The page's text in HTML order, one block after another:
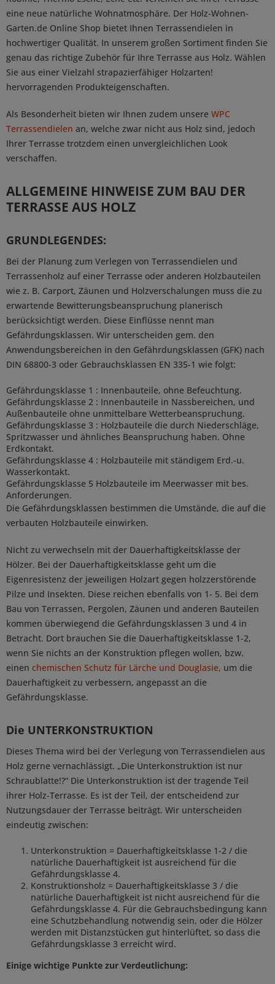
eine neue natürliche Wohnatmosphäre. Der Holz-Wohnen-
Garten.de Online Shop bietet Ihnen Terrassendielen in
hochwertiger Qualität. In unserem großen Sortiment finden Sie
genau das richtige Zubehör für Ihre Terrasse aus Holz. Wählen
Sie aus einer Vielzahl strapazierfähiger Holzarten!
hervorragenden Produkteigenschaften.
Als Besonderheit bieten wir Ihnen zudem unsere WPC
Terrassendielen an, welche zwar nicht aus Holz sind, jedoch
Ihrer Terrasse trotzdem einen unvergleichlichen Look
verschaffen.
ALLGEMEINE HINWEISE ZUM BAU DER
TERRASSE AUS HOLZ
GRUNDLEGENDES:
Bei der Planung zum Verlegen von Terrassendielen und
Terrassenholz auf einer Terrasse oder anderen Holzbauteilen
wie z. B. Carport, Zäunen und Holzverschalungen muss die zu
erwartende Bewitterungsbeanspruchung planerisch
berücksichtigt werden. Diese Einflüsse nennt man
Gefährdungsklassen. Wir unterscheiden gem. den
Anwendungsbereichen in den Gefährdungsklassen (GFK) nach
DIN 68800-3 oder Gebrauchsklassen EN 335-1 wie folgt:
Gefährdungsklasse 1 : Innenbauteile, ohne Befeuchtung.
Gefährdungsklasse 2 : Innenbauteile in Nassbereichen, und
Außenbauteile ohne unmittelbare Wetterbeanspruchung.
Gefährdungsklasse 3 : Holzbauteile die durch Niederschläge,
Spritzwasser und ähnliches Beanspruchung haben. Ohne
Erdkontakt.
Gefährdungsklasse 4 : Holzbauteile mit ständigem Erd.-u.
Wasserkontakt.
Gefährdungsklasse 5 Holzbauteile im Meerwasser mit bes.
Anforderungen.
Die Gefährdungsklassen bestimmen die Umstände, die auf die
verbauten Holzbauteile einwirken.
Nicht zu verwechseln mit der Dauerhaftigkeitsklasse der
Hölzer. Bei der Dauerhaftigkeitsklasse geht um die
Eigenresistenz der jeweiligen Holzart gegen holzzerstörende
Pilze und Insekten. Diese reichen ebenfalls von 1- 5. Bei dem
Bau von Terrassen, Pergolen, Zäunen und anderen Bauteilen
kommen überwiegend die Gefährdungsklassen 3 und 4 in
Betracht. Dort brauchen Sie die Dauerhaftigkeitsklasse 1-2,
wenn Sie nichts an der Konstruktion pflegen wollen, bzw.
einen chemischen Schutz für Lärche und Douglasie, um die
Dauerhaftigkeit zu verbessern, angepasst an die
Gefährdungsklasse.
Die UNTERKONSTRUKTION
Dieses Thema wird bei der Verlegung von Terrassendielen aus
Holz gerne vernachlässigt. „Die Unterkonstruktion ist nur
Schraublatte!?“ Die Unterkonstruktion ist der tragende Teil
ihrer Holz-Terrasse. Es ist der Teil, der entscheidend zur
Nutzungsdauer der Terrasse beiträgt. Wir unterscheiden
eindeutig zwischen:
Unterkonstruktion = Dauerhaftigkeitsklasse 1-2 / die
natürliche Dauerhaftigkeit ist ausreichend für die
Gefährdungsklasse 4.
Konstruktionsholz = Dauerhaftigkeitsklasse 3 / die
natürliche Dauerhaftigkeit ist nicht ausreichend für die
Gefährdungsklasse 4. Für die Gebrauchsbedingung kann
eine Schutzbehandlung notwendig sein, oder die Hölzer
werden mit Distanzstücken gut hinterlüftet, so dass die
Gefährdungsklasse 3 erreicht wird.
Einige wichtige Punkte zur Verdeutlichung: